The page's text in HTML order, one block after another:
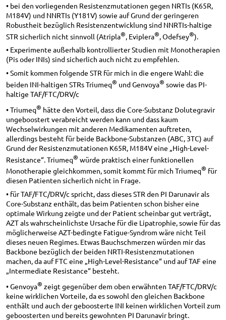
• bei den vorliegenden Resistenzmutationen gegen NRTIs (K65R,
M184V) und NNRTIs (Y181V) sowie auf Grund der geringeren
Robustheit bezüglich Resistenzentwicklung sind NNRTIs-haltige
STR sicherlich nicht sinnvoll (Atripla® , Eviplera® , Odefsey®).
• Experimente außerhalb kontrollierter Studien mit Monotherapien
(Pis oder INIs) sind sicherlich auch nicht zu empfehlen.
• Somit kommen folgende STR für mich in die engere Wahl: die
beiden INI-haltigen STRs Triumeq® und Genvoya® sowie das PI-
haltige TAF/FTC/DRV/c
• Triumeq® hätte den Vorteil, dass die Core-Substanz Dolutegravir
ungeboostert verabreicht werden kann und dass kaum
Wechselwirkungen mit anderen Medikamenten auftreten,
allerdings besteht für beide Backbone-Substanzen (ABC, 3TC) auf
Grund der Resistenzmutationen K65R, M184V eine „High-Level-
Resistance“. Triumeq® würde praktisch einer funktionellen
Monotherapie gleichkommen, somit kommt für mich Triumeq® für
diesen Patienten sicherlich nicht in Frage.
• für TAF/FTC/DRV/c spricht, dass dieses STR den PI Darunavir als
Core-Substanz enthält, das beim Patienten schon bisher eine
optimale Wirkung zeigte und der Patient scheinbar gut verträgt,
AZT als wahrscheinlichste Ursache für die Lipatrophie, sowie für das
möglicherweise AZT-bedingte Fatigue-Syndrom wäre nicht Teil
dieses neuen Regimes. Etwas Bauchschmerzen würden mir das
Backbone bezüglich der beiden NRTI-Resistenzmutationen
machen, da auf FTC eine „High-Level-Resistance“ und auf TAF eine
„Intermediate Resistance“ besteht.
• Genvoya® zeigt gegenüber dem oben erwähnten TAF/FTC/DRV/c
keine wirklichen Vorteile, da es sowohl den gleichen Backbone
enthält und auch der geboosterte INI keinen wirklichen Vorteil zum
geboosterten und bereits gewohnten PI Darunavir bringt.